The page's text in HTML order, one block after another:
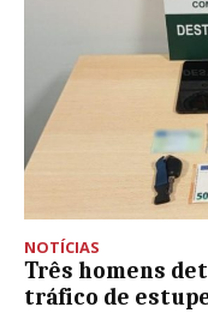
NOTÍCIAS
Três homens
tráfico de